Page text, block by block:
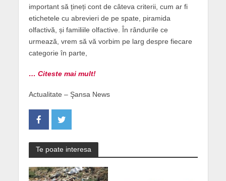
important să țineți cont de câteva criterii, cum ar fi
etichetele cu abrevieri de pe spate, piramida
olfactivă, și familiile olfactive. În rândurile ce
urmează, vrem să vă vorbim pe larg despre fiecare
categorie în parte,
… Citeste mai mult!
Actualitate – Şansa News
Te poate interesa